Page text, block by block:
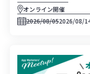
オンライン開催
2026/08/052026/08/